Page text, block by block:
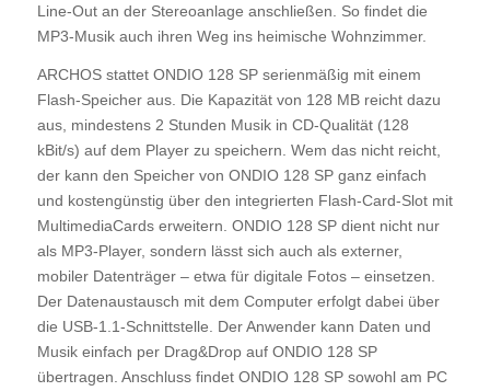
Line-Out an der Stereoanlage anschließen. So findet die
MP3-Musik auch ihren Weg ins heimische Wohnzimmer.
ARCHOS stattet ONDIO 128 SP serienmäßig mit einem
Flash-Speicher aus. Die Kapazität von 128 MB reicht dazu
aus, mindestens 2 Stunden Musik in CD-Qualität (128
kBit/s) auf dem Player zu speichern. Wem das nicht reicht,
der kann den Speicher von ONDIO 128 SP ganz einfach
und kostengünstig über den integrierten Flash-Card-Slot mit
MultimediaCards erweitern. ONDIO 128 SP dient nicht nur
als MP3-Player, sondern lässt sich auch als externer,
mobiler Datenträger – etwa für digitale Fotos – einsetzen.
Der Datenaustausch mit dem Computer erfolgt dabei über
die USB-1.1-Schnittstelle. Der Anwender kann Daten und
Musik einfach per Drag&Drop auf ONDIO 128 SP
übertragen. Anschluss findet ONDIO 128 SP sowohl am PC